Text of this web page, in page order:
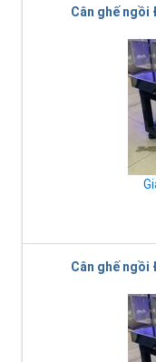
Cân ghế ngồi
Cân ghế ngồi